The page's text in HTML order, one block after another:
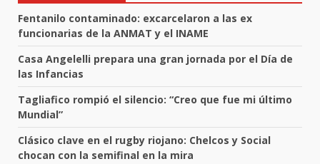
Fentanilo contaminado: excarcelaron a las ex
funcionarias de la ANMAT y el INAME
Casa Angelelli prepara una gran jornada por el Día de
las Infancias
Tagliafico rompió el silencio: “Creo que fue mi último
Mundial”
Clásico clave en el rugby riojano: Chelcos y Social
chocan con la semifinal en la mira